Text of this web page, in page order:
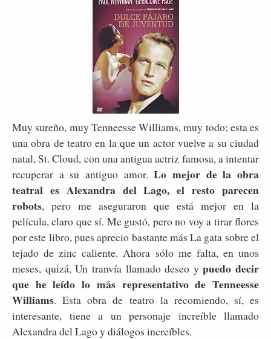
Muy sureño, muy Tenneesse Williams, muy todo; esta es
una obra de teatro en la que un actor vuelve a su ciudad
natal, St. Cloud, con una antigua actriz famosa, a intentar
recuperar a su antiguo amor.Lo mejor de la obra
teatral es Alexandra del Lago, el resto parecen
robots, pero me aseguraron que está mejor en la
película, claro que sí. Me gustó, pero no voy a tirar flores
por este libro, pues aprecio bastante más La gata sobre el
tejado de zinc caliente. Ahora sólo me falta, en unos
meses, quizá, Un tranvía llamado deseo ypuedo decir
que he leído lo más representativo de Tenneesse
Williams. Esta obra de teatro la recomiendo, sí, es
interesante, tiene a un personaje increíble llamado
Alexandra del Lago y diálogos increíbles.